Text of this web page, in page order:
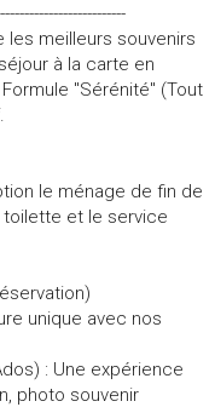
les meilleurs souvenirs
à la carte en
"Sérénité" (Tout
le ménage de fin de
toilette et le service
unique avec nos
: Une expérience
photo souvenir